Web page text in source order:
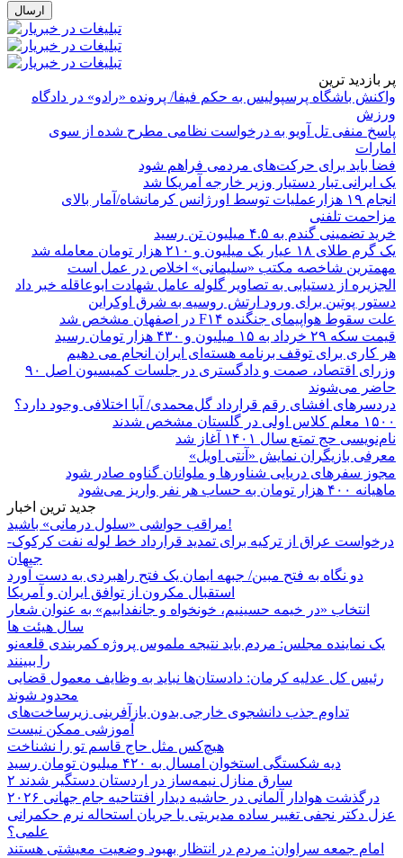
پر بازدید ترین
واکنش باشگاه پرسپولیس به حکم فیفا/ پرونده «رادو» در دادگاه
ورزش
پاسخ منفی تل آویو به درخواست نظامی مطرح شده از سوی
امارات
فضا باید برای حرکت‌های مردمی فراهم شود
یک ایرانی تبار دستیار وزیر خارجه آمریکا شد
انجام ۱۹ هزارعملیات توسط اورژانس کرمانشاه/آمار بالای
مزاحمت تلفنی
خرید تضمینی گندم به ۴.۵ میلیون تن رسید
یک گرم طلای ۱۸ عیار یک میلیون و ۲۱۰ هزار تومان معامله شد
مهمترین شاخصه مکتب «سلیمانی» اخلاص در عمل است
الجزیره از دستیابی به تصاویر گلوله عامل شهادت ابوعاقله خبر داد
دستور پوتین برای ورود ارتش روسیه به شرق اوکراین
علت سقوط هواپیمای جنگنده F۱۴ در اصفهان مشخص شد
قیمت سکه ۲۹ خرداد به ۱۵ میلیون و ۴۳۰ هزار تومان رسید
هر کاری برای توقف برنامه هسته‌ای ایران انجام می دهیم
وزرای اقتصاد، صمت و دادگستری در جلسات کمیسیون اصل ۹۰
حاضر می‌شوند
دردسرهای افشای رقم قرارداد گل‌محمدی/ آیا اختلافی وجود دارد؟
۱۵۰۰ معلم کلاس اولی در گلستان مشخص شدند
نام‌نویسی حج تمتع سال ۱۴۰۱ آغاز شد
معرفی بازیگران نمایش «آنتی اویل»
مجوز سفرهای دریایی شناورها و ملوانان گناوه صادر شود
ماهیانه ۴۰۰ هزار تومان به حساب هر نفر واریز می‌شود
جدید ترین اخبار
مراقب حواشی «سلول درمانی» باشید!
درخواست عراق از ترکیه برای تمدید قرارداد خط لوله نفت کرکوک-
جیهان
دو نگاه به فتح مبین/ جبهه ایمان یک فتح راهبردی به دست آورد
استقبال مکرون از توافق ایران و آمریکا
انتخاب «در خیمه حسینیم، خونخواه و جانفداییم» به عنوان شعار
سال هیئت ها
یک نماینده مجلس: مردم باید نتیجه ملموس پروژه کمربندی قلعه‌نو
را ببینند
رئیس کل عدلیه کرمان: دادستان‌ها نباید به وظایف معمول قضایی
محدود شوند
تداوم جذب دانشجوی خارجی بدون بازآفرینی زیرساخت‌های
آموزشی ممکن نیست
هیچ‌کس مثل حاج قاسم تو را نشناخت
دیه شکستگی استخوان امسال به ۴۲۰ میلیون تومان رسید
۲ سارق منازل نیمه‌ساز در اردستان دستگیر شدند
درگذشت هوادار آلمانی در حاشیه دیدار افتتاحیه جام جهانی ۲۰۲۶
عزل دکتر نجفی تغییر ساده مدیریتی یا جریان استحاله نرم حکمرانی
علمی؟
امام جمعه سراوان: مردم در انتظار بهبود وضعیت معیشتی هستند